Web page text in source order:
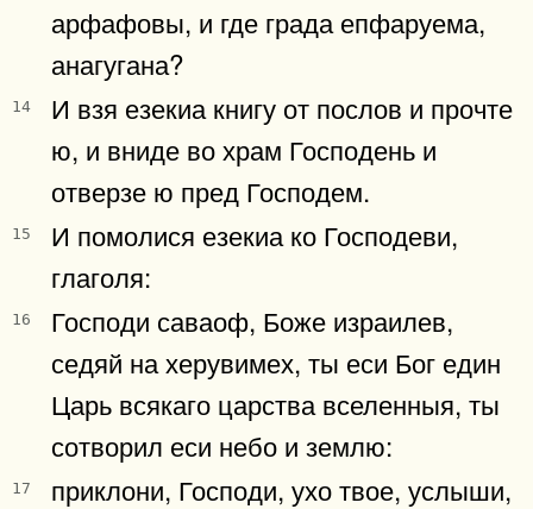
арфафовы, и где града епфаруема,
анагугана?
14
И взя езекиа книгу от послов и прочте
ю, и вниде во храм Господень и
отверзе ю пред Господем.
15
И помолися езекиа ко Господеви,
глаголя:
16
Господи саваоф, Боже израилев,
седяй на херувимех, ты еси Бог един
Царь всякаго царства вселенныя, ты
сотворил еси небо и землю:
17 приклони, Господи, ухо твое, услыши,